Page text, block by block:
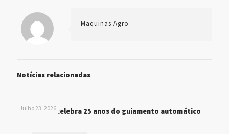
Maquinas Agro
Notícias relacionadas
Julho 23, 2026
John Deere celebra 25 anos do guiamento automático